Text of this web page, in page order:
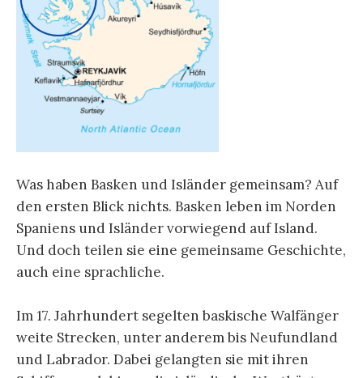
Was haben Basken und Isländer gemeinsam? Auf
den ersten Blick nichts. Basken leben im Norden
Spaniens und Isländer vorwiegend auf Island.
Und doch teilen sie eine gemeinsame Geschichte,
auch eine sprachliche.
Im 17. Jahrhundert segelten baskische Walfänger
weite Strecken, unter anderem bis Neufundland
und Labrador. Dabei gelangten sie mit ihren